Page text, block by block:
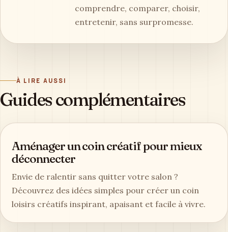
comprendre, comparer, choisir,
entretenir, sans surpromesse.
À LIRE AUSSI
Guides complémentaires
Aménager un coin créatif pour mieux
déconnecter
Envie de ralentir sans quitter votre salon ?
Découvrez des idées simples pour créer un coin
loisirs créatifs inspirant, apaisant et facile à vivre.